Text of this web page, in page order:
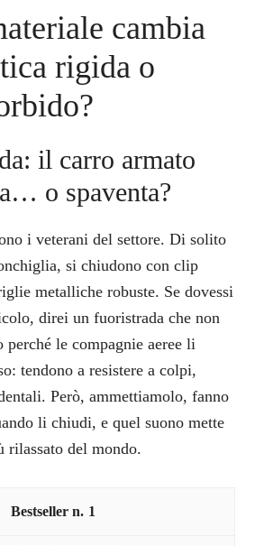
cambia
rigida o
il carro armato
o spaventa?
i veterani del settore. Di solito
si chiudono con clip
metalliche robuste. Se dovessi
direi un fuoristrada che non
perché le compagnie aeree li
tendono a resistere a colpi,
Però, ammettiamolo, fanno
li chiudi, e quel suono mette
del mondo.
1